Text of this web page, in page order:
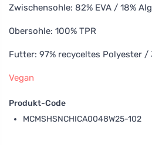
Zwischensohle: 82% EVA / 18%
Obersohle: 100% TPR
Futter: 97% recyceltes Polyester /
Vegan
Produkt-Code
MCMSHSNCHICA0048W25-102